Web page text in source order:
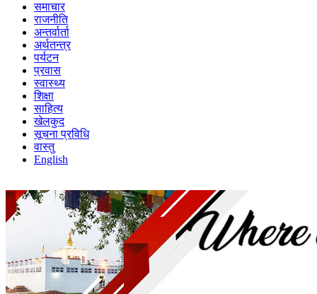
समाचार
राजनीति
अन्तर्वार्ता
अर्थतन्त्र
पर्यटन
प्रवास
स्वास्थ्य
शिक्षा
साहित्य
खेलकुद
सूचना प्रविधि
वास्तु
English